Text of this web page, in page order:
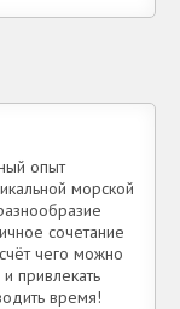
опыт
морской
сочетание
чего можно
привлекать
время!